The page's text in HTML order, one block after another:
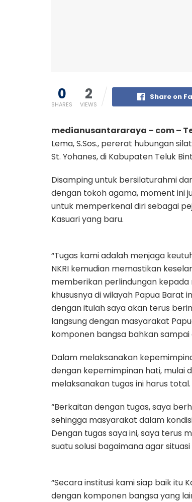
0
SHARES
2
VIEWS
Share on
medianusantararaya – com –
Lema, S.Sos., pererat hubungan
St. Yohanes, di Kabupaten Teluk
Disamping untuk bersilaturahmi
dengan tokoh agama, moment ini
untuk memperkenal diri sebagai
Kasuari yang baru.
“Tugas kami adalah menjaga
NKRI kemudian memastikan
memberikan perlindungan
khususnya di wilayah Papua Barat
dengan itulah saya akan terus
langsung dengan masyarakat
komponen bangsa bahkan
Dalam melaksanakan
dengan kepemimpinan hati, mulai
melaksanakan tugas ini harus total.
“Berkaitan dengan tugas, saya
sehingga masyarakat dalam
Dengan tugas saya ini, saya terus
suatu solusi bagaimana agar
“Secara institusi kami siap baik itu
dengan komponen bangsa yang